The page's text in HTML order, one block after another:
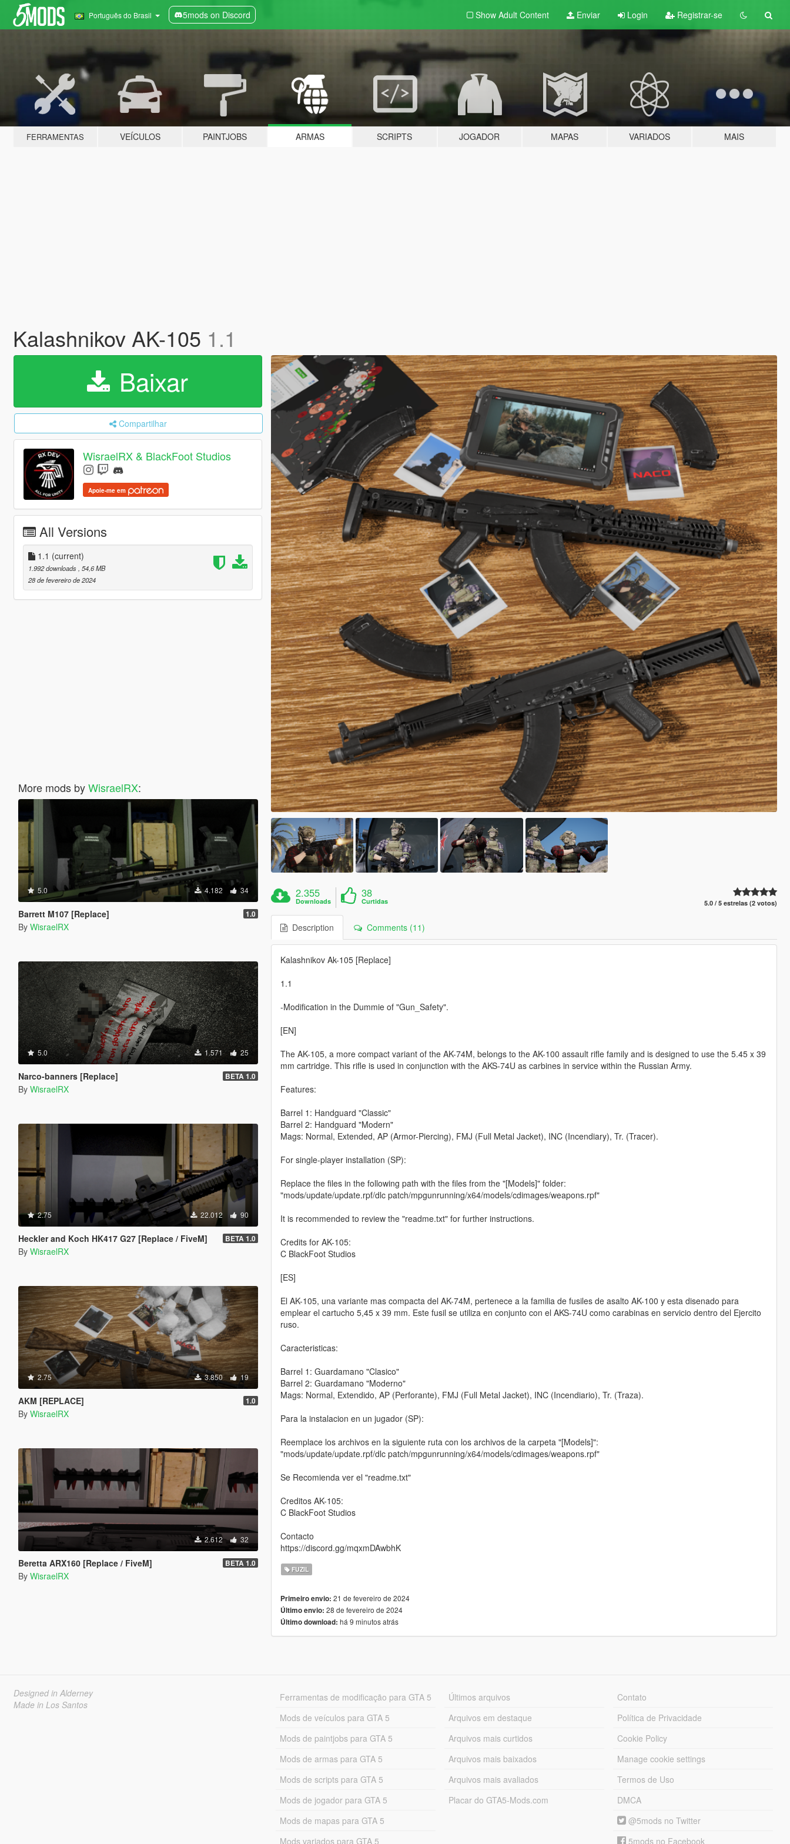
Português do Brasil 5mods on Discord Show Adult Content Enviar Login Registrar-se
FERRAMENTAS VEÍCULOS PAINTJOBS ARMAS SCRIPTS JOGADOR MAPAS VARIADOS MAIS
Kalashnikov AK-105 1.1
Baixar
Compartilhar
WisraelRX & BlackFoot Studios
Apoie-me em
All Versions
1.1 (current)
1.992 downloads , 54,6 MB
28 de fevereiro de 2024
More mods byWisraelRX:
5.0 4.182 34
Barrett M107 [Replace] 1.0
By WisraelRX
5.0 1.571 25
Narco-banners [Replace] BETA 1.0
By WisraelRX
2.75 22.012 90
Heckler and Koch HK417 G27 [Replace / FiveM] BETA 1.0
By WisraelRX
2.75 3.850 19
AKM [REPLACE] 1.0
By WisraelRX
2.612 32
Beretta ARX160 [Replace / FiveM] BETA 1.0
By WisraelRX
2.355
Downloads
38
Curtidas 5.0 / 5 estrelas (2 votos)
Description Comments (11)
Kalashnikov Ak-105 [Replace]
1.1
-Modification in the Dummie of "Gun_Safety".
[EN]
The AK-105, a more compact variant of the AK-74M, belongs to the AK-100 assault rifle family and is designed to use the 5.45 x 39
mm cartridge. This rifle is used in conjunction with the AKS-74U as carbines in service within the Russian Army.
Features:
Barrel 1: Handguard "Classic"
Barrel 2: Handguard "Modern"
Mags: Normal, Extended, AP (Armor-Piercing), FMJ (Full Metal Jacket), INC (Incendiary), Tr. (Tracer).
For single-player installation (SP):
Replace the files in the following path with the files from the "[Models]" folder:
"mods/update/update.rpf/dlc patch/mpgunrunning/x64/models/cdimages/weapons.rpf"
It is recommended to review the "readme.txt" for further instructions.
Credits for AK-105:
C BlackFoot Studios
[ES]
El AK-105, una variante mas compacta del AK-74M, pertenece a la familia de fusiles de asalto AK-100 y esta disenado para
emplear el cartucho 5,45 x 39 mm. Este fusil se utiliza en conjunto con el AKS-74U como carabinas en servicio dentro del Ejercito
ruso.
Caracteristicas:
Barrel 1: Guardamano "Clasico"
Barrel 2: Guardamano "Moderno"
Mags: Normal, Extendido, AP (Perforante), FMJ (Full Metal Jacket), INC (Incendiario), Tr. (Traza).
Para la instalacion en un jugador (SP):
Reemplace los archivos en la siguiente ruta con los archivos de la carpeta "[Models]":
"mods/update/update.rpf/dlc patch/mpgunrunning/x64/models/cdimages/weapons.rpf"
Se Recomienda ver el "readme.txt"
Creditos AK-105:
C BlackFoot Studios
Contacto
https://discord.gg/mqxmDAwbhK
FUZIL
Primeiro envio: 21 de fevereiro de 2024
Último envio: 28 de fevereiro de 2024
Último download: há 9 minutos atrás
Designed in Alderney
Made in Los Santos
Ferramentas de modificação para GTA 5
Mods de veículos para GTA 5
Mods de paintjobs para GTA 5
Mods de armas para GTA 5
Mods de scripts para GTA 5
Mods de jogador para GTA 5
Mods de mapas para GTA 5
Mods variados para GTA 5
Últimos arquivos
Arquivos em destaque
Arquivos mais curtidos
Arquivos mais baixados
Arquivos mais avaliados
Placar do GTA5-Mods.com
Contato
Política de Privacidade
Cookie Policy
Manage cookie settings
Termos de Uso
DMCA
@5mods no Twitter
5mods no Facebook